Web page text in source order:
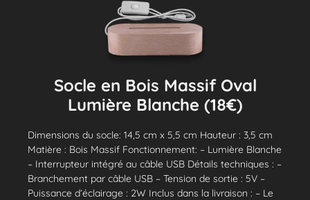
Socle en Bois Massif Oval
Lumière Blanche (18€)
Dimensions du socle: 14,5 cm x 5,5 cm Hauteur : 3,5 cm
Matière : Bois Massif Fonctionnement: – Lumière Blanche
– Interrupteur intégré au câble USB Détails techniques : –
Branchement par câble USB – Tension de sortie : 5V –
Puissance d’éclairage : 2W Inclus dans la livraison : – Le